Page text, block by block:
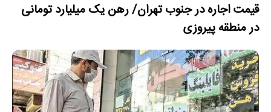
قیمت اجاره در جنوب تهران/ رهن یک میلیارد تومانی
در منطقه پیروزی